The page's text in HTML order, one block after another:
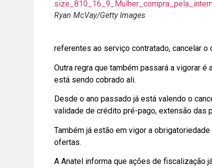
Ryan McVay/Getty Images
referentes ao serviço contratado, cancelar
Outra regra que também passará a vigorar
está sendo cobrado ali.
Desde o ano passado já está valendo o
validade de crédito pré-pago, extensão das
Também já estão em vigor a
ofertas.
A Anatel informa que ações de fiscalização